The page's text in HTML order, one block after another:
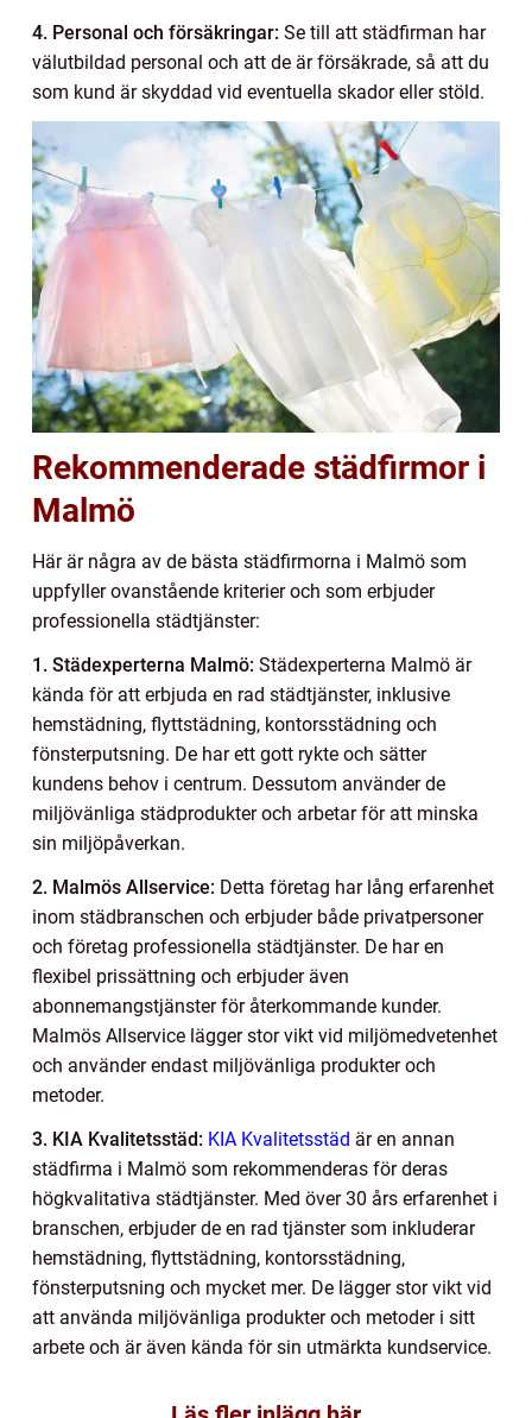
4. Personal och försäkringar: Se till att städfirman har
välutbildad personal och att de är försäkrade, så att du
som kund är skyddad vid eventuella skador eller stöld.
Rekommenderade städfirmor i
Malmö
Här är några av de bästa städfirmorna i Malmö som
uppfyller ovanstående kriterier och som erbjuder
professionella städtjänster:
1. Städexperterna Malmö: Städexperterna Malmö är
kända för att erbjuda en rad städtjänster, inklusive
hemstädning, flyttstädning, kontorsstädning och
fönsterputsning. De har ett gott rykte och sätter
kundens behov i centrum. Dessutom använder de
miljövänliga städprodukter och arbetar för att minska
sin miljöpåverkan.
2. Malmös Allservice: Detta företag har lång erfarenhet
inom städbranschen och erbjuder både privatpersoner
och företag professionella städtjänster. De har en
flexibel prissättning och erbjuder även
abonnemangstjänster för återkommande kunder.
Malmös Allservice lägger stor vikt vid miljömedvetenhet
och använder endast miljövänliga produkter och
metoder.
3. KIA Kvalitetsstäd: KIA Kvalitetsstäd är en annan
städfirma i Malmö som rekommenderas för deras
högkvalitativa städtjänster. Med över 30 års erfarenhet i
branschen, erbjuder de en rad tjänster som inkluderar
hemstädning, flyttstädning, kontorsstädning,
fönsterputsning och mycket mer. De lägger stor vikt vid
att använda miljövänliga produkter och metoder i sitt
arbete och är även kända för sin utmärkta kundservice.